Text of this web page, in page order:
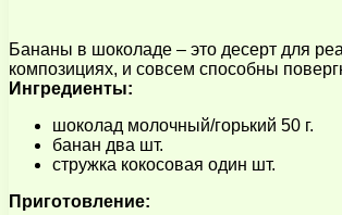
Бананы в шоколаде – это десерт для
композициях, и совсем способны
Ингредиенты:
шоколад молочный/горький 50 г.
банан два шт.
стружка кокосовая один шт.
Приготовление: